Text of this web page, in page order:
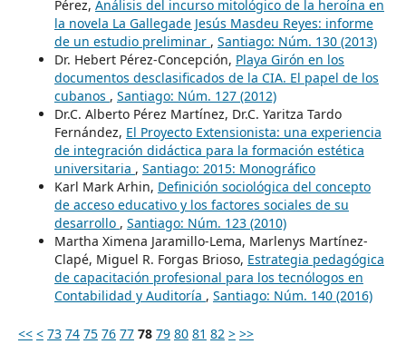
Pérez, Análisis del incurso mitológico de la heroína en
la novela La Gallegade Jesús Masdeu Reyes: informe
de un estudio preliminar , Santiago: Núm. 130 (2013)
Dr. Hebert Pérez-Concepción, Playa Girón en los
documentos desclasificados de la CIA. El papel de los
cubanos , Santiago: Núm. 127 (2012)
Dr.C. Alberto Pérez Martínez, Dr.C. Yaritza Tardo
Fernández, El Proyecto Extensionista: una experiencia
de integración didáctica para la formación estética
universitaria , Santiago: 2015: Monográfico
Karl Mark Arhin, Definición sociológica del concepto
de acceso educativo y los factores sociales de su
desarrollo , Santiago: Núm. 123 (2010)
Martha Ximena Jaramillo-Lema, Marlenys Martínez-
Clapé, Miguel R. Forgas Brioso, Estrategia pedagógica
de capacitación profesional para los tecnólogos en
Contabilidad y Auditoría , Santiago: Núm. 140 (2016)
<< < 73 74 75 76 77 78 79 80 81 82 > >>